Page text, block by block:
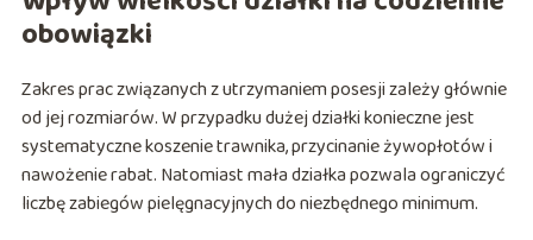
obowiązki
Zakres prac związanych z utrzymaniem posesji zależy głównie
od jej rozmiarów. W przypadku dużej działki konieczne jest
systematyczne koszenie trawnika, przycinanie żywopłotów i
nawożenie rabat. Natomiast mała działka pozwala ograniczyć
liczbę zabiegów pielęgnacyjnych do niezbędnego minimum.